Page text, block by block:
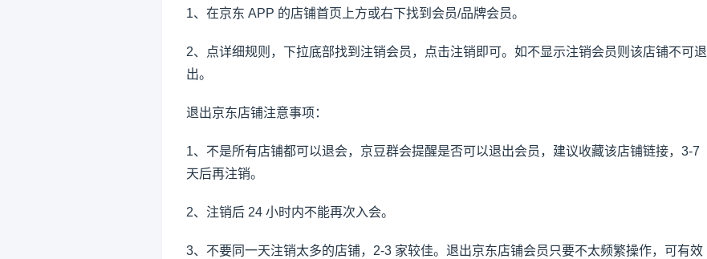
1、在京东 APP 的店铺首页上方或右下找到会员/品牌会员。
2、点详细规则，下拉底部找到注销会员，点击注销即可。如不显示注销会员则该店铺不可退
出。
退出京东店铺注意事项：
1、不是所有店铺都可以退会，京豆群会提醒是否可以退出会员，建议收藏该店铺链接，3-7
天后再注销。
2、注销后 24 小时内不能再次入会。
3、不要同一天注销太多的店铺，2-3 家较佳。退出京东店铺会员只要不太频繁操作，可有效